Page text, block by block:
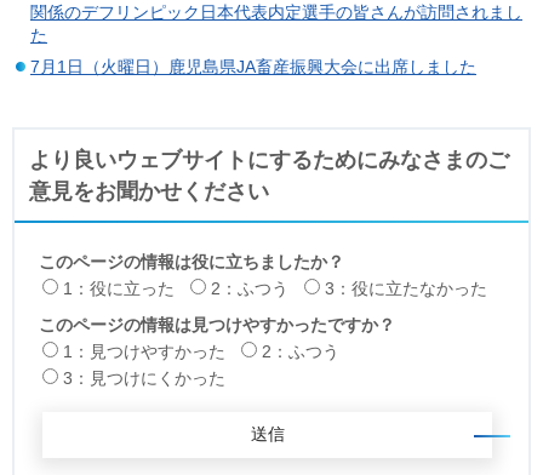
関係のデフリンピック日本代表内定選手の皆さんが訪問されまし
た
7月1日（火曜日）鹿児島県JA畜産振興大会に出席しました
より良いウェブサイトにするためにみなさまのご
意見をお聞かせください
このページの情報は役に立ちましたか？
1：役に立った
2：ふつう
3：役に立たなかった
このページの情報は見つけやすかったですか？
1：見つけやすかった
2：ふつう
3：見つけにくかった